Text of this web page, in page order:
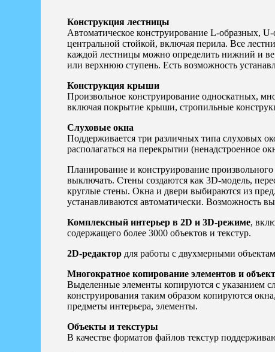
Конструкция лестницы
Автоматическое конструирование L-образных,
центральной стойкой, включая перила. Все
каждой лестницы можно определить нижний и
или верхнюю ступень. Есть возможность
Конструкция крыши
Произвольное конструирование односкатных,
включая покрытие крыши, стропильные
Слуховые окна
Поддерживается три различных типа слуховых
располагаться на перекрытии (ненадстроенное
Планирование и конструирование
выключать. Стены создаются как 3D-модель,
круглые стены. Окна и двери выбираются из
устанавливаются автоматически. Возможность
Комплексный интерьер в 2D и 3D-режиме,
содержащего более 3000 объектов и текстур.
2D-редактордля работы с двухмерными
Многократное копирование элементов и
Выделенные элементы копируются с указанием
конструирования таким образом копируются
предметы интерьера, элементы.
Объекты и текстуры
В качестве форматов файлов текстур